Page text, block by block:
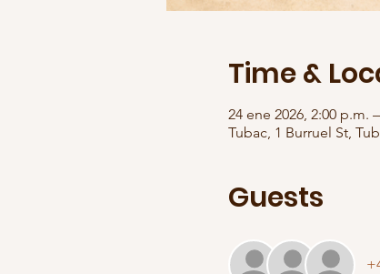
Time &
24 ene 2026, 2:00 p.m.
Tubac, 1 Burruel St,
Guests